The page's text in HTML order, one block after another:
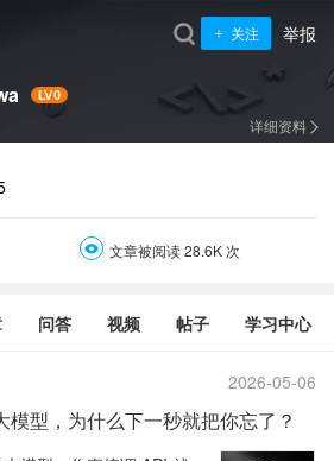
关注 举报
LV0
详细资料
文章被阅读 28.6K 次
问答 视频 帖子 学习中心
2026-05-06
型，为什么下一秒就把你忘了？